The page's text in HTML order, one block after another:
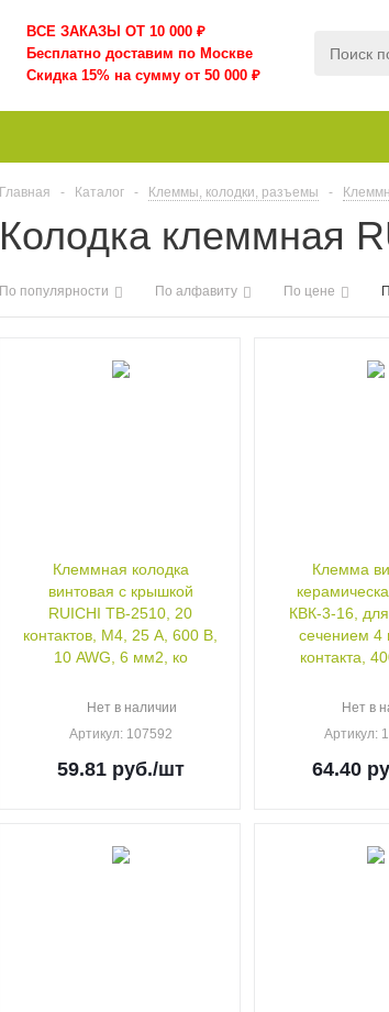
ВСЕ ЗАКАЗЫ ОТ 10 000 ₽
Бесплатно доставим по Москве
Скидка 15% на сумму от 50 000 ₽
Главная - Каталог - Клеммы, колодки, разъемы -
Колодка клеммная
По популярности По алфавиту По цене
Клеммная колодка
винтовая с крышкой
RUICHI TB-2510, 20
контактов, М4, 25 А, 600 В,
10 AWG, 6 мм2, ко
Нет в наличии
Артикул: 107592
59.81руб./шт
Клемма
КВК-3-16,
сечением 4
контакта,
Нет в
Артикул:
64.40